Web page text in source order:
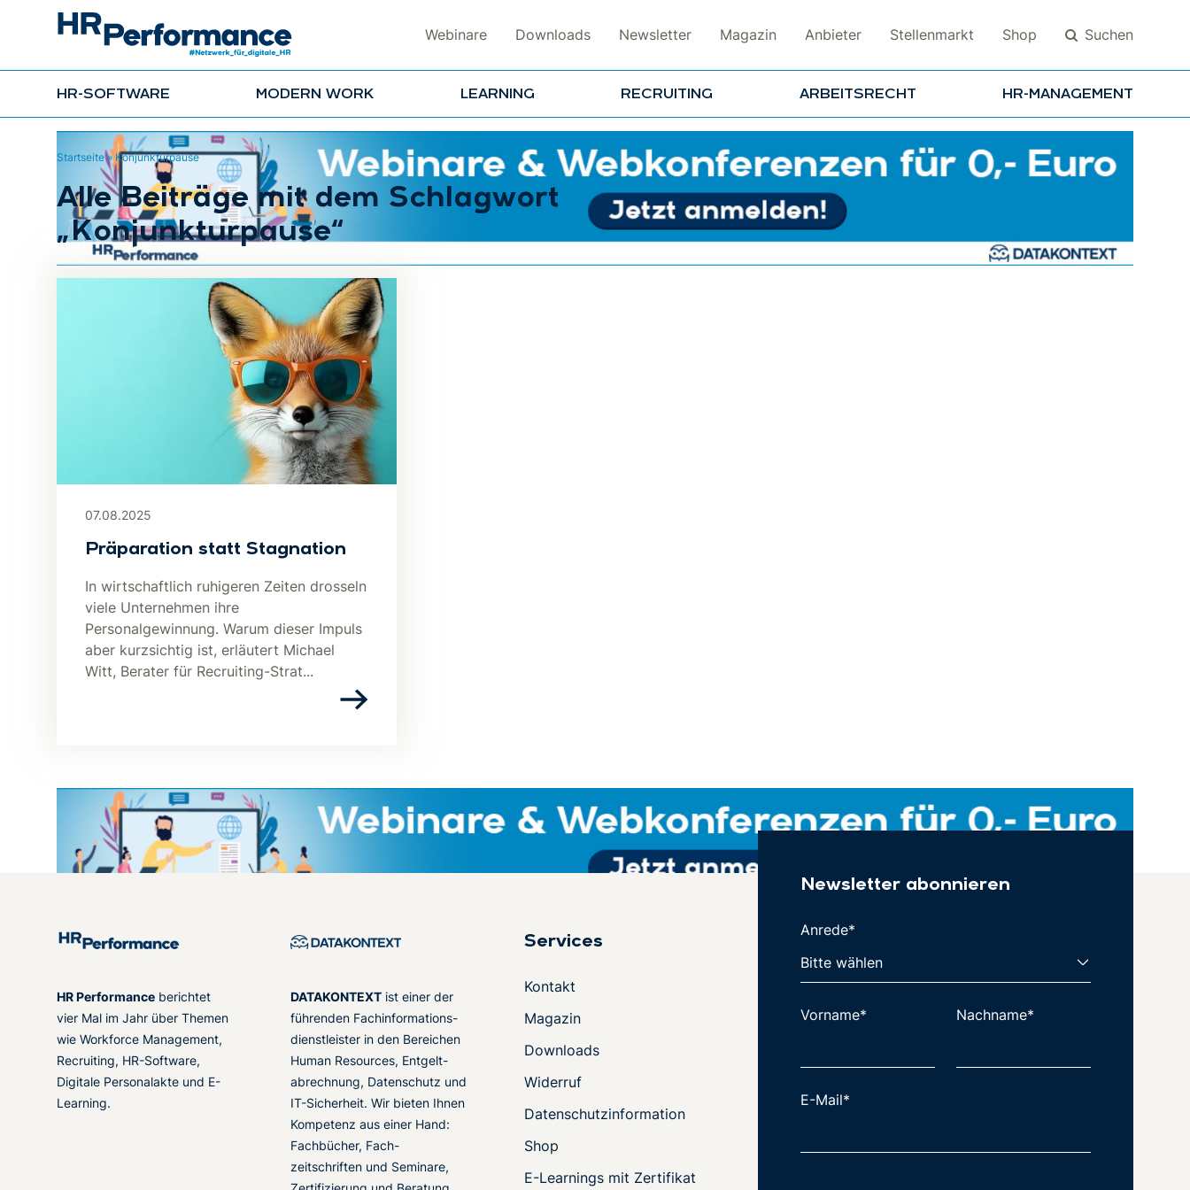
Webinare Downloads Newsletter Magazin Anbieter Stellenmarkt Shop Suchen
HR-SOFTWARE MODERN WORK LEARNING RECRUITING ARBEITSRECHT HR-MANAGEMENT
Suchen
Startseite»Konjunkturpause
Alle Beiträge mit dem Schlagwort
„Konjunkturpause“
07.08.2025
Präparation statt Stagnation
In wirtschaftlich ruhigeren Zeiten drosseln
viele Unternehmen ihre
Personalgewinnung. Warum dieser Impuls
aber kurzsichtig ist, erläutert Michael
Witt, Berater für Recruiting-Strat...
HR Performance berichtet
vier Mal im Jahr über Themen
wie Workforce Management,
Recruiting, HR-Software,
Digitale Personalakte und E-
Learning.
DATAKONTEXT ist einer der
führenden Fachinformations-
dienstleister in den Bereichen
Human Resources, Entgelt-
abrechnung, Datenschutz und
IT-Sicherheit. Wir bieten Ihnen
Kompetenz aus einer Hand:
Fachbücher, Fach-
zeitschriften und Seminare,
Services
Kontakt
Magazin
Downloads
Widerruf
Datenschutzinformation
Shop
E-Learnings mit Zertifikat
Newsletter abonnieren
Anrede*
Vorname* Nachname*
E-Mail*